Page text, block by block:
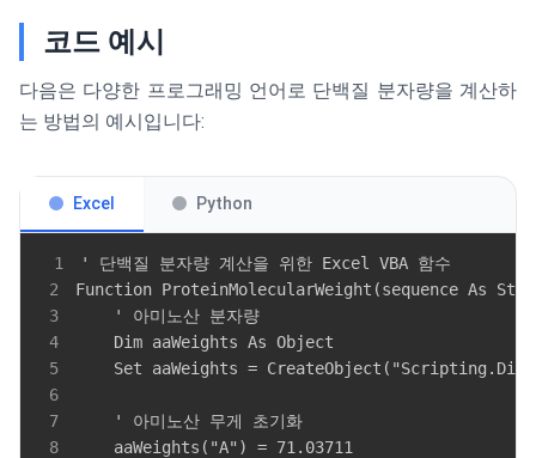
코드 예시
다음은 다양한 프로그래밍 언어로 단백질 분자량을 계산하
는 방법의 예시입니다:
Excel Python
1
2
3
    ' 아미노산 분자량
4
5
6
7
    ' 아미노산 무게 초기화
8